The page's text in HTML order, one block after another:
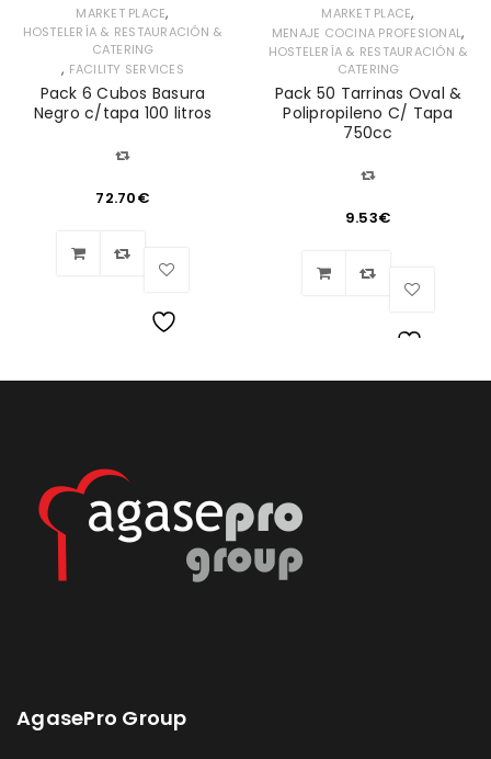
MARKET PLACE,
HOSTELERÍA & RESTAURACIÓN &
CATERING
, FACILITY SERVICES
Pack 6 Cubos Basura
Negro c/tapa 100 litros
72.70€
MARKET PLACE,
MENAJE COCINA PROFESIONAL,
HOSTELERÍA & RESTAURACIÓN &
CATERING
Pack 50 Tarrinas Oval &
Polipropileno C/ Tapa
750cc
9.53€
Lista
AgasePro Group